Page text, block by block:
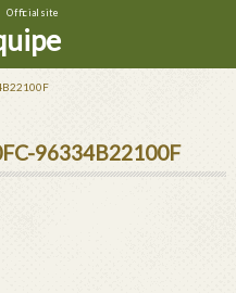
Official site
96334B22100F